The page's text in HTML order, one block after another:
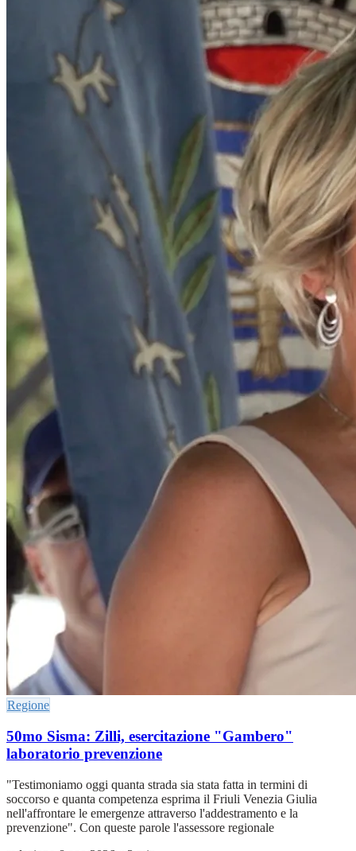
Regione
50mo Sisma: Zilli, esercitazione "Gambero"
laboratorio prevenzione
"Testimoniamo oggi quanta strada sia stata fatta in termini di
soccorso e quanta competenza esprima il Friuli Venezia Giulia
nell'affrontare le emergenze attraverso l'addestramento e la
prevenzione". Con queste parole l'assessore regionale